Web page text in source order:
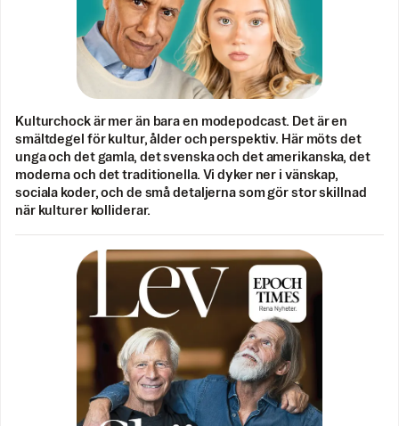
Kulturchock är mer än bara en modepodcast. Det är en
smältdegel för kultur, ålder och perspektiv. Här möts det
unga och det gamla, det svenska och det amerikanska, det
moderna och det traditionella. Vi dyker ner i vänskap,
sociala koder, och de små detaljerna som gör stor skillnad
när kulturer kolliderar.